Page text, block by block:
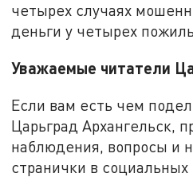
четырех случаях
деньги у четырех
Уважаемые читатели
Если вам есть чем
Царьград Архангельск,
наблюдения, вопросы и
странички в социальных